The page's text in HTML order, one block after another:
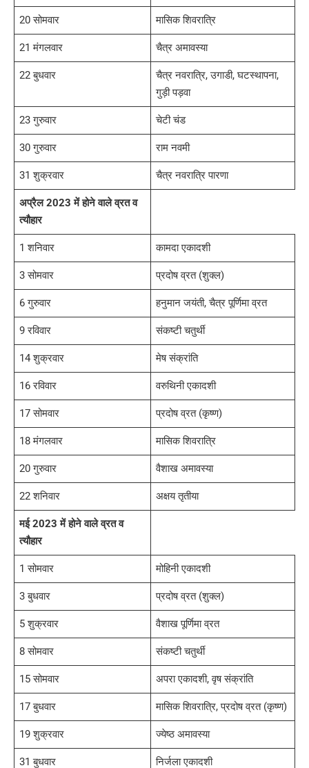
20 सोमवार मासिक शिवरात्रि
21 मंगलवार चैत्र अमावस्या
22 बुधवार
चैत्र नवरात्रि, उगाडी, घटस्थापना,
गुड़ी पड़वा
23 गुरुवार चेटी चंड
30 गुरुवार राम नवमी
31 शुक्रवार चैत्र नवरात्रि पारणा
अप्रैल 2023 में होने वाले व्रत व
त्यौहार
1 शनिवार कामदा एकादशी
3 सोमवार प्रदोष व्रत (शुक्ल)
6 गुरुवार हनुमान जयंती, चैत्र पूर्णिमा व्रत
9 रविवार संकष्टी चतुर्थी
14 शुक्रवार मेष संक्रांति
16 रविवार वरुथिनी एकादशी
17 सोमवार प्रदोष व्रत (कृष्ण)
18 मंगलवार मासिक शिवरात्रि
20 गुरुवार वैशाख अमावस्या
22 शनिवार अक्षय तृतीया
मई 2023 में होने वाले व्रत व
त्यौहार
1 सोमवार मोहिनी एकादशी
3 बुधवार प्रदोष व्रत (शुक्ल)
5 शुक्रवार वैशाख पूर्णिमा व्रत
8 सोमवार संकष्टी चतुर्थी
15 सोमवार अपरा एकादशी, वृष संक्रांति
17 बुधवार मासिक शिवरात्रि, प्रदोष व्रत (कृष्ण)
19 शुक्रवार ज्येष्ठ अमावस्या
31 बुधवार निर्जला एकादशी